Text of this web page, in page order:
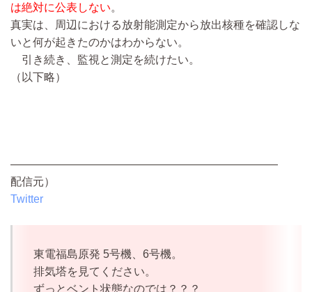
は絶対に公表しない。
真実は、周辺における放射能測定から放出核種を確認しな
いと何が起きたのかはわからない。
引き続き、監視と測定を続けたい。
（以下略）
————————————————————————
配信元）
Twitter
東電福島原発 5号機、6号機。
排気塔を見てください。
ずっとベント状態なのでは？？？